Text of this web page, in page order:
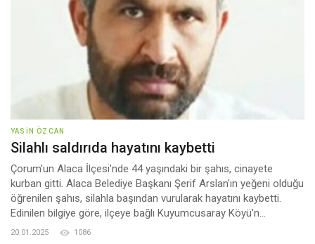
YASIN ÖZCAN
Silahlı saldırıda hayatını kaybetti
Çorum'un Alaca İlçesi'nde 44 yaşındaki bir şahıs, cinayete
kurban gitti. Alaca Belediye Başkanı Şerif Arslan'ın yeğeni olduğu
öğrenilen şahıs, silahla başından vurularak hayatını kaybetti.
Edinilen bilgiye göre, ilçeye bağlı Kuyumcusaray Köyü'n...
20.01.2025 1086